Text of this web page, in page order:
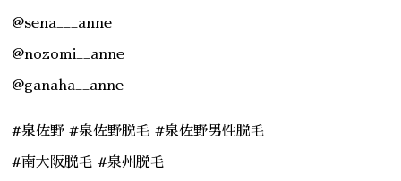
@sena___anne
@nozomi__anne
@ganaha__anne
#泉佐野 #泉佐野脱毛 #泉佐野男性脱毛
#南大阪脱毛 #泉州脱毛